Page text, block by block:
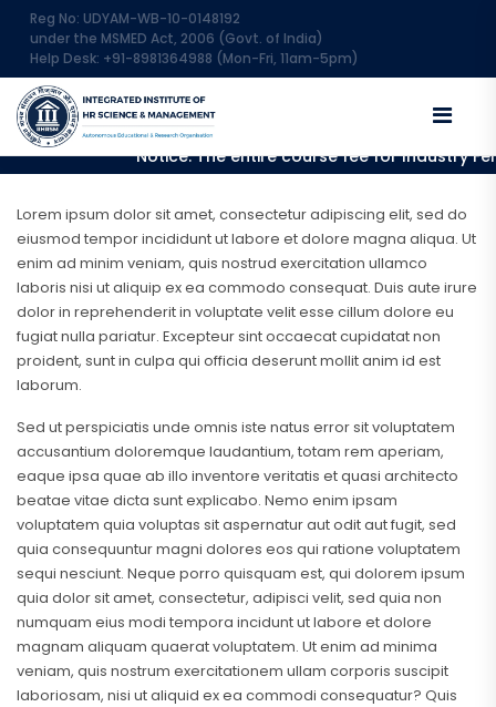
Reg No: UDYAM-WB-10-0148192
under the MSMED Act, 2006 (Govt. of India)
Help Desk: +91-8981364988 (Mon-Fri, 11am-5pm)
Announcements
Notice: The entire course fee for Industry
Lorem ipsum dolor sit amet, consectetur adipiscing elit, sed do
eiusmod tempor incididunt ut labore et dolore magna aliqua. Ut
enim ad minim veniam, quis nostrud exercitation ullamco
laboris nisi ut aliquip ex ea commodo consequat. Duis aute irure
dolor in reprehenderit in voluptate velit esse cillum dolore eu
fugiat nulla pariatur. Excepteur sint occaecat cupidatat non
proident, sunt in culpa qui officia deserunt mollit anim id est
laborum.
Sed ut perspiciatis unde omnis iste natus error sit voluptatem
accusantium doloremque laudantium, totam rem aperiam,
eaque ipsa quae ab illo inventore veritatis et quasi architecto
beatae vitae dicta sunt explicabo. Nemo enim ipsam
voluptatem quia voluptas sit aspernatur aut odit aut fugit, sed
quia consequuntur magni dolores eos qui ratione voluptatem
sequi nesciunt. Neque porro quisquam est, qui dolorem ipsum
quia dolor sit amet, consectetur, adipisci velit, sed quia non
numquam eius modi tempora incidunt ut labore et dolore
magnam aliquam quaerat voluptatem. Ut enim ad minima
veniam, quis nostrum exercitationem ullam corporis suscipit
laboriosam, nisi ut aliquid ex ea commodi consequatur? Quis